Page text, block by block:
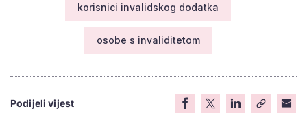
korisnici invalidskog dodatka
osobe s invaliditetom
Podijeli vijest